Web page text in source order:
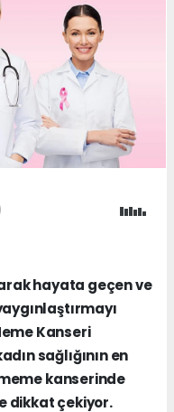
hayata geçen ve
Kanseri
sağlığının en
kanserinde
dikkat çekiyor.